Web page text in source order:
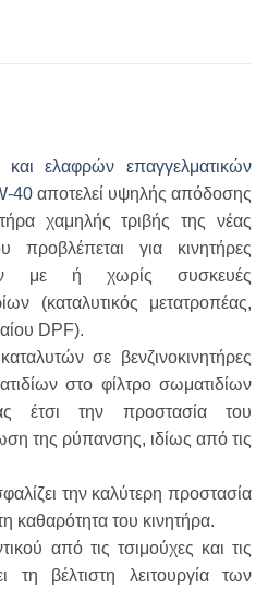
και ελαφρών επαγγελματικών
40αποτελεί υψηλής απόδοσης
χαμηλής τριβής της νέας
για κινητήρες
με ή χωρίς συσκευές
(καταλυτικός μετατροπέας,
DPF).
σε βενζινοκινητήρες
στο φίλτρο σωματιδίων
έτσι την προστασία του
της ρύπανσης, ιδίως από τις
την καλύτερη προστασία
καθαρότητα του κινητήρα.
από τις τσιμούχες και τις
τη βέλτιστη λειτουργία των